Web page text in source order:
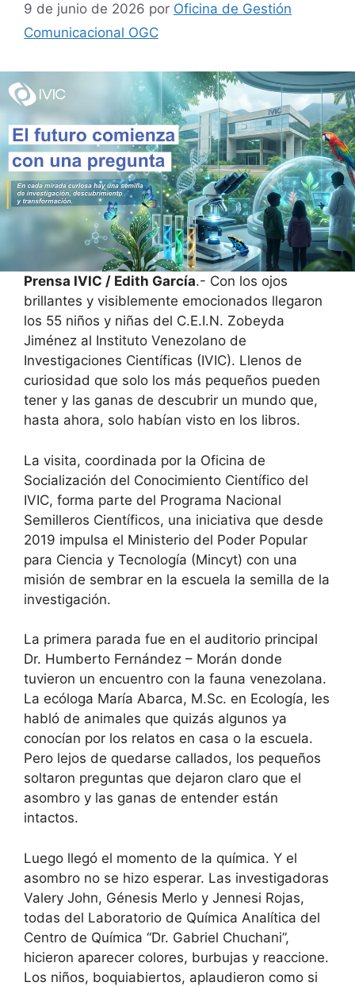
9 de junio de 2026 por Oficina de Gestión
Comunicacional OGC
Prensa IVIC / Edith García.- Con los ojos
brillantes y visiblemente emocionados llegaron
los 55 niños y niñas del C.E.I.N. Zobeyda
Jiménez al Instituto Venezolano de
Investigaciones Científicas (IVIC). Llenos de
curiosidad que solo los más pequeños pueden
tener y las ganas de descubrir un mundo que,
hasta ahora, solo habían visto en los libros.
La visita, coordinada por la Oficina de
Socialización del Conocimiento Científico del
IVIC, forma parte del Programa Nacional
Semilleros Científicos, una iniciativa que desde
2019 impulsa el Ministerio del Poder Popular
para Ciencia y Tecnología (Mincyt) con una
misión de sembrar en la escuela la semilla de la
investigación.
La primera parada fue en el auditorio principal
Dr. Humberto Fernández – Morán donde
tuvieron un encuentro con la fauna venezolana.
La ecóloga María Abarca, M.Sc. en Ecología, les
habló de animales que quizás algunos ya
conocían por los relatos en casa o la escuela.
Pero lejos de quedarse callados, los pequeños
soltaron preguntas que dejaron claro que el
asombro y las ganas de entender están
intactos.
Luego llegó el momento de la química. Y el
asombro no se hizo esperar. Las investigadoras
Valery John, Génesis Merlo y Jennesi Rojas,
todas del Laboratorio de Química Analítica del
Centro de Química “Dr. Gabriel Chuchani”,
hicieron aparecer colores, burbujas y reaccione.
Los niños, boquiabiertos, aplaudieron como si